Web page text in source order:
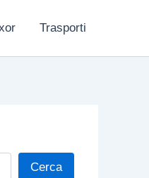
Trasporti
Cerca